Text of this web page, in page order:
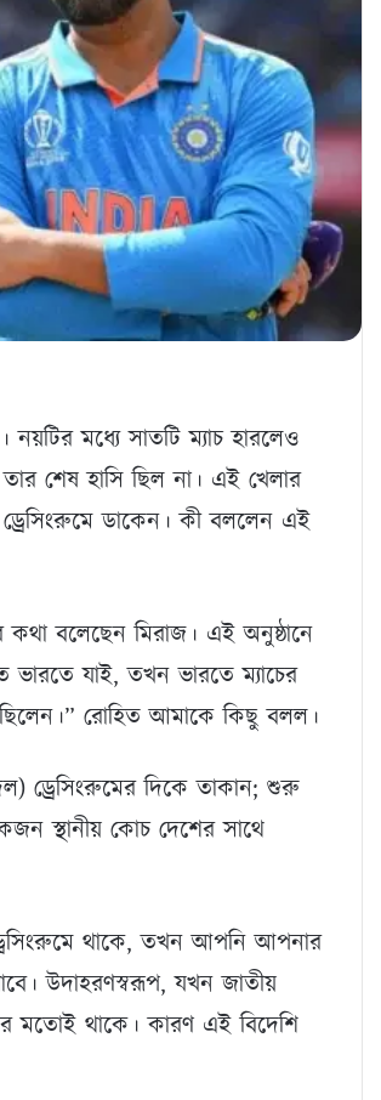
মধ্যে সাতটি ম্যাচ হারলেও
শেষ হাসি ছিল না। এই খেলার
ডাকেন। কী বললেন এই
কথা বলেছেন মিরাজ। এই অনুষ্ঠানে
যাই, তখন ভারতে ম্যাচের
রোহিত আমাকে কিছু বলল।
ড্রেসিংরুমের দিকে তাকান; শুরু
স্থানীয় কোচ দেশের সাথে
থাকে, তখন আপনি আপনার
উদাহরণস্বরূপ, যখন জাতীয়
মতোই থাকে। কারণ এই বিদেশি